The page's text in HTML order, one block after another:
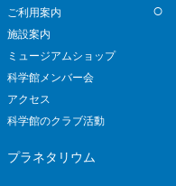
ご利用案内
施設案内
ミュージアムショップ
科学館メンバー会
アクセス
科学館のクラブ活動
プラネタリウム